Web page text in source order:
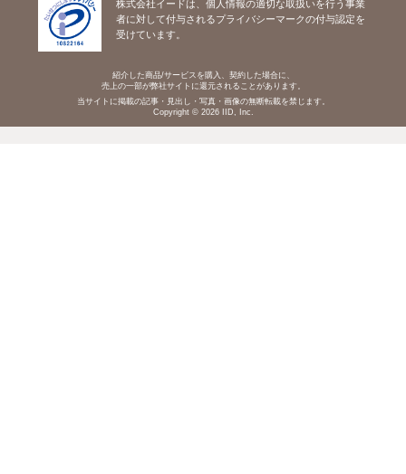
株式会社イードは、個人情報の適切な取扱いを行う事業
者に対して付与されるプライバシーマークの付与認定を
受けています。
紹介した商品/サービスを購入、契約した場合に、
売上の一部が弊社サイトに還元されることがあります。
当サイトに掲載の記事・見出し・写真・画像の無断転載を禁じます。
Copyright © 2026 IID, Inc.